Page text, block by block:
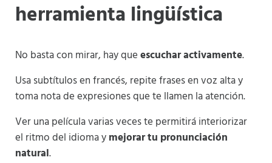
herramienta lingüística
No basta con mirar, hay queescuchar activamente.
Usa subtítulos en francés, repite frases en voz alta y
toma nota de expresiones que te llamen la atención.
Ver una película varias veces te permitirá interiorizar
el ritmo del idioma ymejorar tu pronunciación
natural.